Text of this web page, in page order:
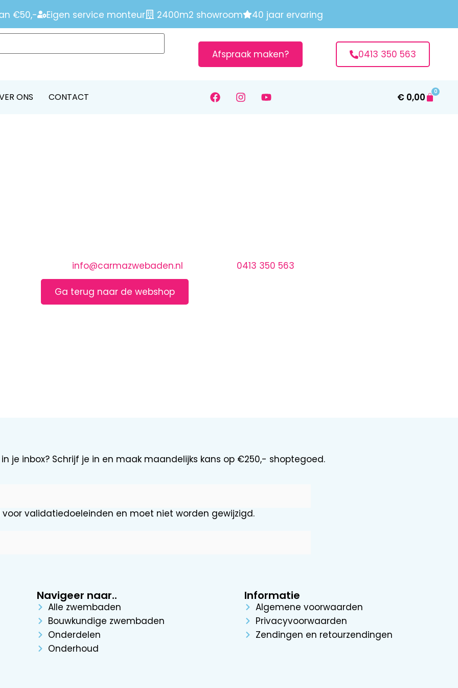
€50,- Eigen service monteur 2400m2 showroom 40 jaar ervaring
Afspraak maken? 0413 350 563
ONS CONTACT € 0,00 0
info@carmazwebaden.nl 0413 350 563
Ga terug naar de webshop
je inbox? Schrijf je in en maak maandelijks kans op €250,- shoptegoed.
voor validatiedoeleinden en moet niet worden gewijzigd.
Navigeer naar..
Alle zwembaden
Bouwkundige zwembaden
Onderdelen
Onderhoud
Informatie
Algemene voorwaarden
Privacyvoorwaarden
Zendingen en retourzendingen